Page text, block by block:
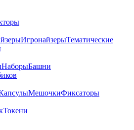
ИгронайзерыТематические
НаборыБашни
МешочкиФиксаторы
Токени